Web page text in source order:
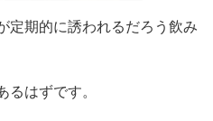
定期的に誘われるだろう飲み
るはずです。